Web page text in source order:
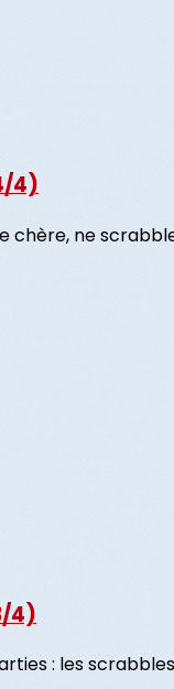
4)
ne
4)
: les